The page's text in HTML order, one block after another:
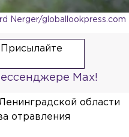
Nerger/globallookpress.com
Max!
области
отравления